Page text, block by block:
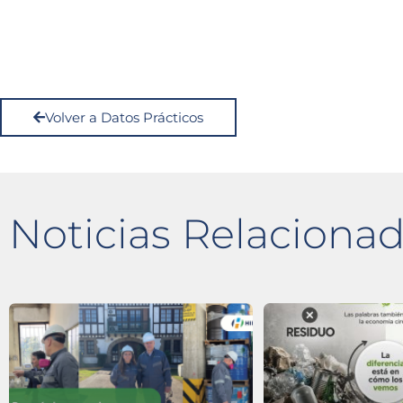
Volver a Datos Prácticos
Noticias